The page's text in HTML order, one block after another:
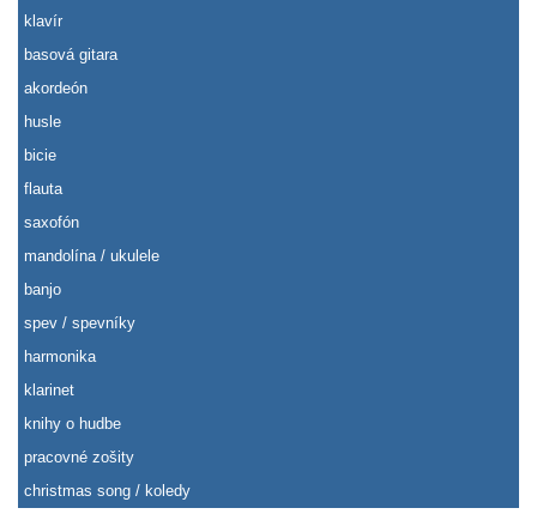
klavír
basová gitara
akordeón
husle
bicie
flauta
saxofón
mandolína / ukulele
banjo
spev / spevníky
harmonika
klarinet
knihy o hudbe
pracovné zošity
christmas song / koledy